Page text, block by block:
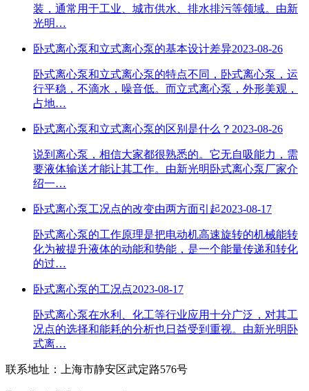
装，通常用于工业、城市供水、排水排污等领域。由新
光明…
卧式离心泵和立式离心泵的基本设计差异2023-08-26
卧式离心泵和立式离心泵的特点不同，卧式离心泵，运
行平稳，不滴水，噪音低。而立式离心泵，外形美观，
占地…
卧式离心泵和立式离心泵的区别是什么？ 2023-08-26
说到离心泵，相信大家都很熟悉的。它无自吸能力，需
要液体输送才能让其工作。由新光明卧式离心泵厂家介
绍一…
卧式离心泵工况点的改变由两方面引起2023-08-17
卧式离心泵的工作原理是把电动机高速旋转的机械能转
化为被提升液体的动能和势能，是一个能量传递和转化
的过…
卧式离心泵的工况点2023-08-17
卧式离心泵在水利、化工等行业应用十分广泛，对其工
况点的选择和能耗的分析也日益受到重视。由新光明卧
式离…
联系地址： 上海市静安区武定路576号